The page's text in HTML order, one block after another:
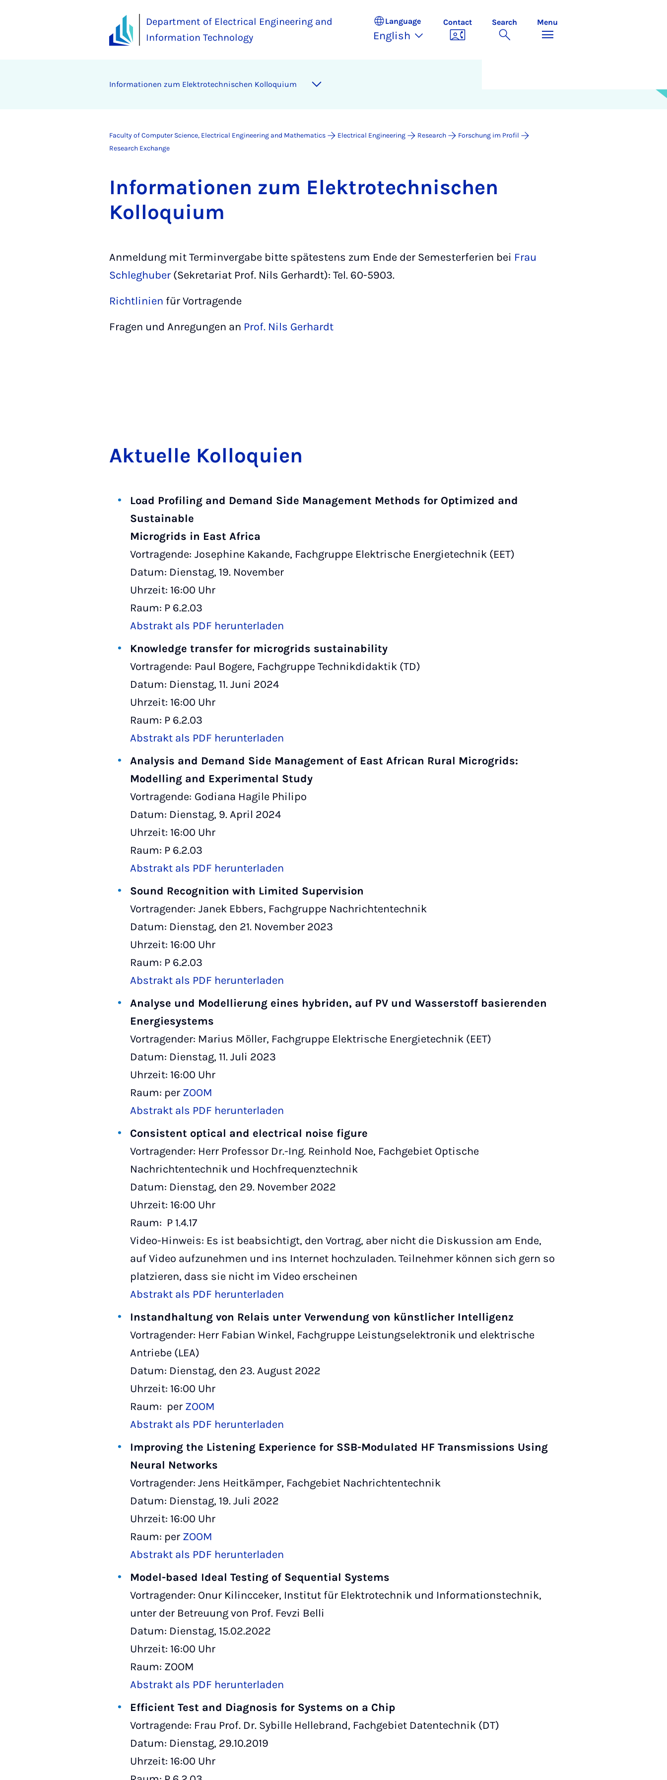
Department of Electrical Engineering and
Information Technology
Language
English
Contact Search Menu
In­form­a­tion­en zum Elektro­tech­nis­chen Kolloqui­um
Faculty of Computer Science, Electrical Engineering and Mathematics Electrical Engineering Research
Forschung im Profil
Research Exchange
In­form­a­tion­en zum Elektro­tech­nis­chen
Kolloqui­um
Anmeldung mit Terminvergabe bitte spätestens zum Ende der Semesterferien bei Frau
Schleghuber (Sekretariat Prof. Nils Gerhardt): Tel. 60-5903.
Richtlinien für Vortragende
Fragen und Anregungen an Prof. Nils Gerhardt
Ak­tuelle Kolloquien
Load Profiling and Demand Side Management Methods for Optimized and
Sustainable
Microgrids in East Africa
Vortragende: Josephine Kakande, Fachgruppe Elektrische Energietechnik (EET)
Datum: Dienstag, 19. November
Uhrzeit: 16:00 Uhr
Raum: P 6.2.03
Abstrakt als PDF herunterladen
Knowledge transfer for microgrids sustainability
Vortragende: Paul Bogere, Fachgruppe Technikdidaktik (TD)
Datum: Dienstag, 11. Juni 2024
Uhrzeit: 16:00 Uhr
Raum: P 6.2.03
Abstrakt als PDF herunterladen
Analysis and Demand Side Management of East African Rural Microgrids:
Modelling and Experimental Study
Vortragende: Godiana Hagile Philipo
Datum: Dienstag, 9. April 2024
Uhrzeit: 16:00 Uhr
Raum: P 6.2.03
Abstrakt als PDF herunterladen
Sound Recognition with Limited Supervision
Vortragender: Janek Ebbers, Fachgruppe Nachrichtentechnik
Datum: Dienstag, den 21. November 2023
Uhrzeit: 16:00 Uhr
Raum: P 6.2.03
Abstrakt als PDF herunterladen
Analyse und Modellierung eines hybriden, auf PV und Wasserstoff basierenden
Energiesystems
Vortragender: Marius Möller, Fachgruppe Elektrische Energietechnik (EET)
Datum: Dienstag, 11. Juli 2023
Uhrzeit: 16:00 Uhr
Raum: per ZOOM
Abstrakt als PDF herunterladen
Consistent optical and electrical noise figure
Vortragender: Herr Professor Dr.-Ing. Reinhold Noe, Fachgebiet Optische
Nachrichtentechnik und Hochfrequenztechnik
Datum: Dienstag, den 29. November 2022
Uhrzeit: 16:00 Uhr
Raum: P 1.4.17
Video-Hinweis: Es ist beabsichtigt, den Vortrag, aber nicht die Diskussion am Ende,
auf Video aufzunehmen und ins Internet hochzuladen. Teilnehmer können sich gern so
platzieren, dass sie nicht im Video erscheinen
Abstrakt als PDF herunterladen
Instandhaltung von Relais unter Verwendung von künstlicher Intelligenz
Vortragender: Herr Fabian Winkel, Fachgruppe Leistungselektronik und elektrische
Antriebe (LEA)
Datum: Dienstag, den 23. August 2022
Uhrzeit: 16:00 Uhr
Raum: per ZOOM
Abstrakt als PDF herunterladen
Improving the Listening Experience for SSB-Modulated HF Transmissions Using
Neural Networks
Vortragender: Jens Heitkämper, Fachgebiet Nachrichtentechnik
Datum: Dienstag, 19. Juli 2022
Uhrzeit: 16:00 Uhr
Raum: per ZOOM
Abstrakt als PDF herunterladen
Model-based Ideal Testing of Sequential Systems
Vortragender: Onur Kilincceker, Institut für Elektrotechnik und Informationstechnik,
unter der Betreuung von Prof. Fevzi Belli
Datum: Dienstag, 15.02.2022
Uhrzeit: 16:00 Uhr
Raum: ZOOM
Abstrakt als PDF herunterladen
Efficient Test and Diagnosis for Systems on a Chip
Vortragende: Frau Prof. Dr. Sybille Hellebrand, Fachgebiet Datentechnik (DT)
Datum: Dienstag, 29.10.2019
Uhrzeit: 16:00 Uhr